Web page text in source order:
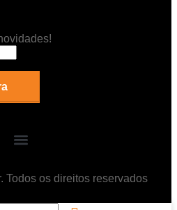
Todos os direitos reservados